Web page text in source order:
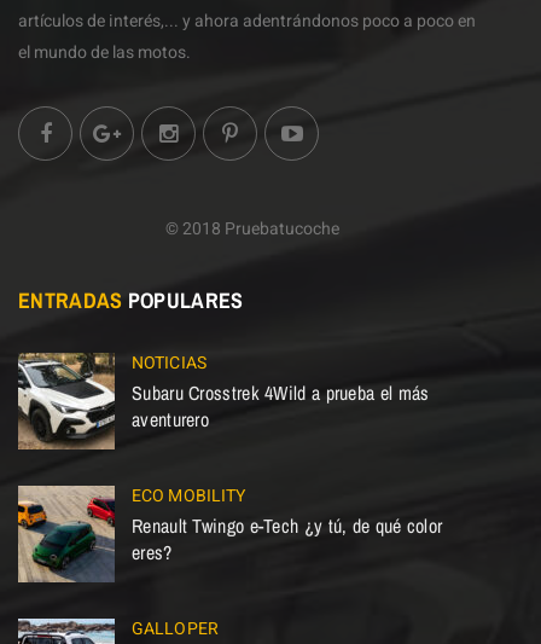
artículos de interés,... y ahora adentrándonos poco a poco en
el mundo de las motos.
© 2018 Pruebatucoche
ENTRADAS POPULARES
NOTICIAS
Subaru Crosstrek 4Wild a prueba el más
aventurero
ECO MOBILITY
Renault Twingo e-Tech ¿y tú, de qué color
eres?
GALLOPER